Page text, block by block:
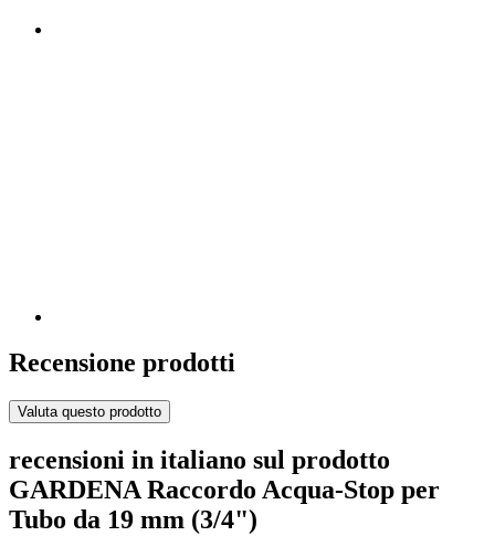
Recensione prodotti
Valuta questo prodotto
recensioni in italiano sul prodotto
GARDENA Raccordo Acqua-Stop per
Tubo da 19 mm (3/4")